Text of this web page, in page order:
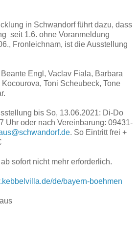
in Schwandorf führt dazu, dass
seit 1.6. ohne Voranmeldung
Fronleichnam, ist die Ausstellung
Engl, Vaclav Fiala, Barbara
Toni Scheubeck, Tone
bis So, 13.06.2021: Di-Do
Uhr oder nach Vereinbarung: 09431-
. So Eintritt frei +
sofort nicht mehr erforderlich.
de/bayern-boehmen